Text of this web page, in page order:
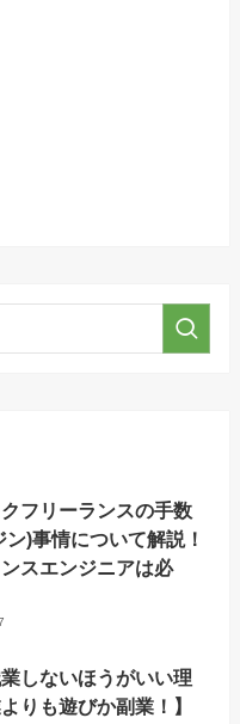
フリーランスの手数
ン)事情について解説！
スエンジニアは必
しないほうがいい理
りも遊びか副業！】